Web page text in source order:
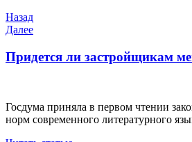
Навигация
по
записям
Предыдущая
запись
Назад
Следующая
Далее
Придется ли застройщикам
Госдума приняла в первом чтении
норм современного литературного